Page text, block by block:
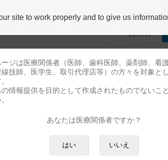
導⼊事例
!
ジは医療関係者（医師、歯科医師、薬剤師、看
技師、医学生、取引代理店等）の方々を対象と
情報提供を目的として作成されたものでないこ
あなたは医療関係者ですか？
はい いいえ
site to work properly and to give us